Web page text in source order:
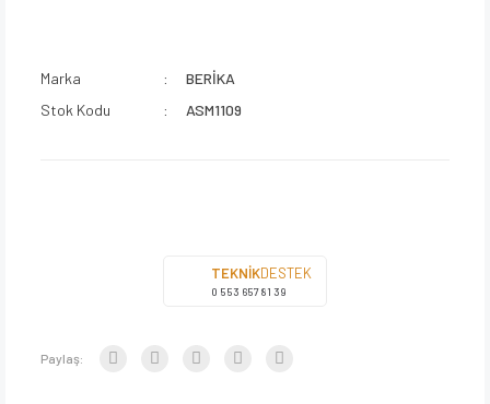
Marka
BERİKA
Stok Kodu
ASM1109
TEKNİKDESTEK
0 553 657 81 39
Paylaş: